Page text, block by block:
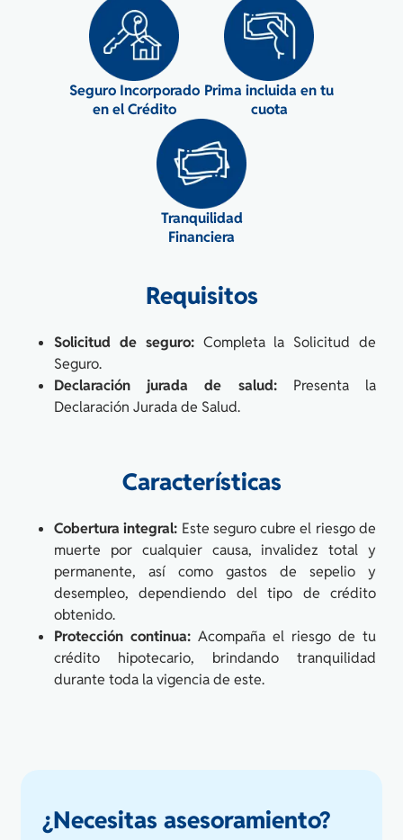
Seguro Incorporado
en el Crédito
Prima incluida en tu
cuota
Tranquilidad
Financiera
Requisitos
Solicitud de seguro:Completa la Solicitud de
Seguro.
Declaración jurada de salud:Presenta la
Declaración Jurada de Salud.
Características
Cobertura integral: Este seguro cubre el riesgo de
muerte por cualquier causa, invalidez total y
permanente, así como gastos de sepelio y
desempleo, dependiendo del tipo de crédito
obtenido.
Protección continua: Acompaña el riesgo de tu
crédito hipotecario, brindando tranquilidad
durante toda la vigencia de este.
¿Necesitas asesoramiento?